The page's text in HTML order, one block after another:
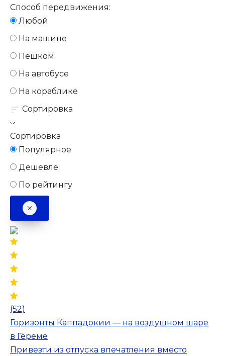
Способ передвижения:
Любой
На машине
Пешком
На автобусе
На кораблике
Сортировка
Сортировка
Популярное
Дешевле
По рейтингу
(52)
Горизонты Каппадокии — на воздушном шаре
в Гёреме
Привезти из отпуска впечатления вместо